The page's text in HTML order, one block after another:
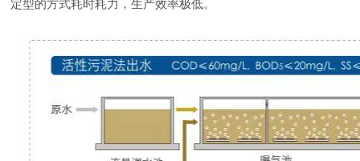
定型的方式耗时耗力，生产效率极低。